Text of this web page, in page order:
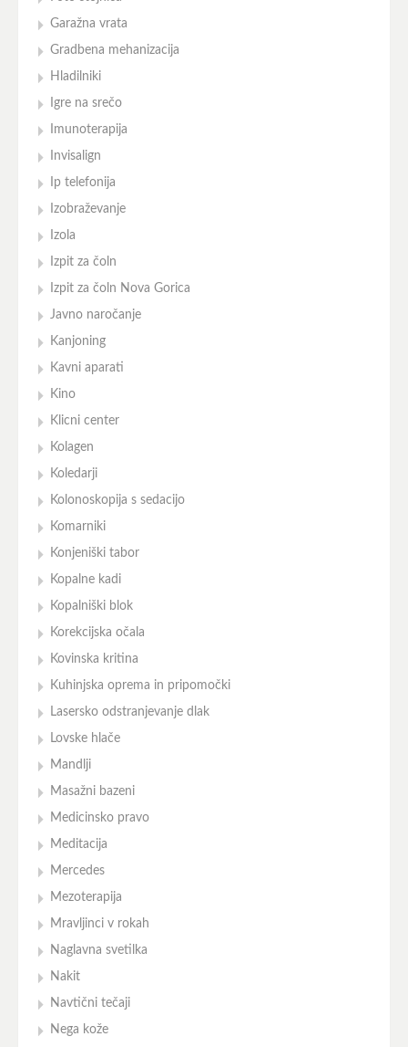
Garažna vrata
Gradbena mehanizacija
Hladilniki
Igre na srečo
Imunoterapija
Invisalign
Ip telefonija
Izobraževanje
Izola
Izpit za čoln
Izpit za čoln Nova Gorica
Javno naročanje
Kanjoning
Kavni aparati
Kino
Klicni center
Kolagen
Koledarji
Kolonoskopija s sedacijo
Komarniki
Konjeniški tabor
Kopalne kadi
Kopalniški blok
Korekcijska očala
Kovinska kritina
Kuhinjska oprema in pripomočki
Lasersko odstranjevanje dlak
Lovske hlače
Mandlji
Masažni bazeni
Medicinsko pravo
Meditacija
Mercedes
Mezoterapija
Mravljinci v rokah
Naglavna svetilka
Nakit
Navtični tečaji
Nega kože